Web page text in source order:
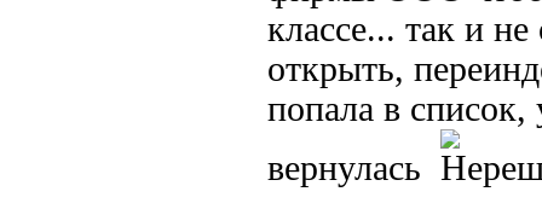
классе... так и
открыть,
попала в
вернулась